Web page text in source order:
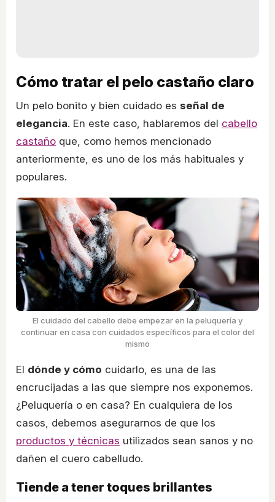
Cómo tratar el pelo castaño claro
Un pelo bonito y bien cuidado es señal de
elegancia. En este caso, hablaremos del cabello
castaño que, como hemos mencionado
anteriormente, es uno de los más habituales y
populares.
El cuidado del cabello debe empezar en la peluquería y
continuar en casa con cuidados específicos para el color del
mismo
El dónde y cómo cuidarlo, es una de las
encrucijadas a las que siempre nos exponemos.
¿Peluquería o en casa? En cualquiera de los
casos, debemos asegurarnos de que los
productos y técnicas utilizados sean sanos y no
dañen el cuero cabelludo.
Tiende a tener toques brillantes